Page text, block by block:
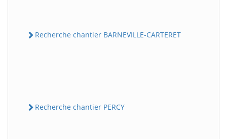
Recherche chantier BARNEVILLE-CARTERET
Recherche chantier PERCY